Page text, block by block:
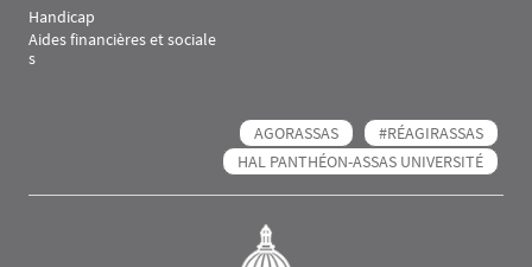
Handicap
Aides financières et sociale
s
AGORASSAS
#RÉAGIRASSAS
HAL PANTHÉON-ASSAS UNIVERSITÉ